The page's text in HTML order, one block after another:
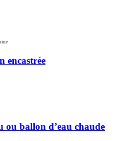
encastrée
ou ballon d’eau chaude